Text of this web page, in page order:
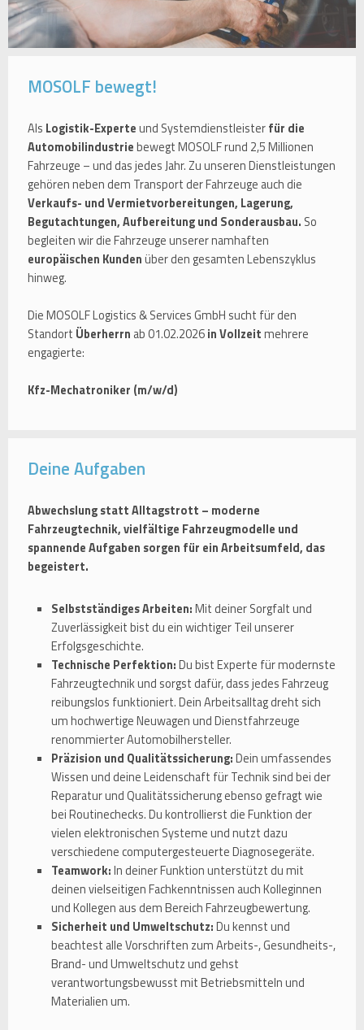
MOSOLF bewegt!
Als Logistik-Experteund Systemdienstleisterfür die
Automobilindustriebewegt MOSOLF rund 2,5 Millionen
Fahrzeuge – und das jedes Jahr. Zu unseren Dienstleistungen
gehören neben dem Transport der Fahrzeuge auch die
Verkaufs- und Vermietvorbereitungen, Lagerung,
Begutachtungen, Aufbereitung und Sonderausbau. So
begleiten wir die Fahrzeuge unserer namhaften
europäischen Kundenüber den gesamten Lebenszyklus
hinweg.
Die MOSOLF Logistics & Services GmbH sucht für den
Standort Überherrn ab 01.02.2026in Vollzeitmehrere
engagierte:
Kfz-Mechatroniker (m/w/d)
Deine Aufgaben
Abwechslung statt Alltagstrott – moderne
Fahrzeugtechnik, vielfältige Fahrzeugmodelle und
spannende Aufgaben sorgen für ein Arbeitsumfeld, das
begeistert.
Selbstständiges Arbeiten:Mit deiner Sorgfalt und
Zuverlässigkeit bist du ein wichtiger Teil unserer
Erfolgsgeschichte.
Technische Perfektion:Du bist Experte für modernste
Fahrzeugtechnik und sorgst dafür, dass jedes Fahrzeug
reibungslos funktioniert. Dein Arbeitsalltag dreht sich
um hochwertige Neuwagen und Dienstfahrzeuge
renommierter Automobilhersteller.
Präzision und Qualitätssicherung:Dein umfassendes
Wissen und deine Leidenschaft für Technik sind bei der
Reparatur und Qualitätssicherung ebenso gefragt wie
bei Routinechecks. Du kontrollierst die Funktion der
vielen elektronischen Systeme und nutzt dazu
verschiedene computergesteuerte Diagnosegeräte.
Teamwork:In deiner Funktion unterstützt du mit
deinen vielseitigen Fachkenntnissen auch Kolleginnen
und Kollegen aus dem Bereich Fahrzeugbewertung.
Sicherheit und Umweltschutz:Du kennst und
beachtest alle Vorschriften zum Arbeits-, Gesundheits-,
Brand- und Umweltschutz und gehst
verantwortungsbewusst mit Betriebsmitteln und
Materialien um.